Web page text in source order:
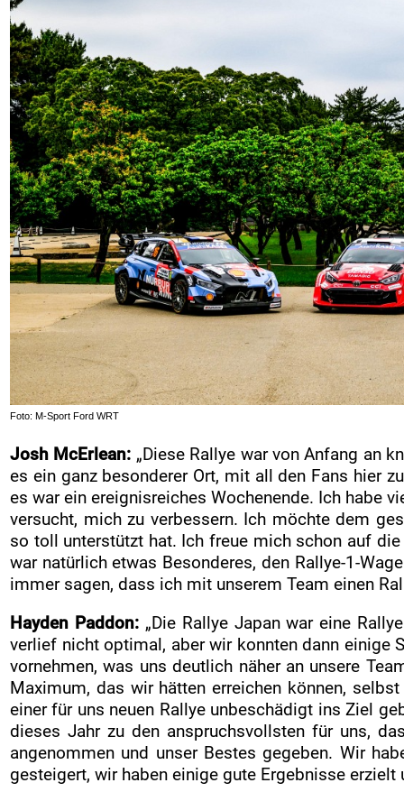
Foto: M-Sport Ford WRT
Josh McErlean: „Diese Rallye war von Anfang an
es ein ganz besonderer Ort, mit all den Fans hier
es war ein ereignisreiches Wochenende. Ich habe
versucht, mich zu verbessern. Ich möchte dem
so toll unterstützt hat. Ich freue mich schon auf
war natürlich etwas Besonderes, den Rallye-1-
immer sagen, dass ich mit unserem Team einen
Hayden Paddon: „Die Rallye Japan war eine
verlief nicht optimal, aber wir konnten dann einige
vornehmen, was uns deutlich näher an unsere
Maximum, das wir hätten erreichen können,
einer für uns neuen Rallye unbeschädigt ins Ziel
dieses Jahr zu den anspruchsvollsten für uns,
angenommen und unser Bestes gegeben. Wir
gesteigert, wir haben einige gute Ergebnisse